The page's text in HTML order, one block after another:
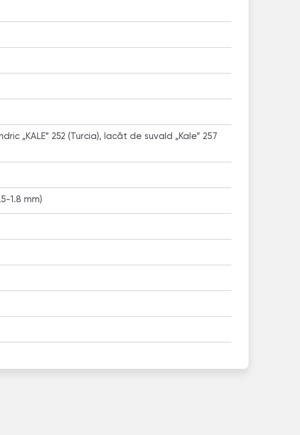
„KALE” 252 (Turcia), lacăt de suvald „Kale” 257
1.8 mm)